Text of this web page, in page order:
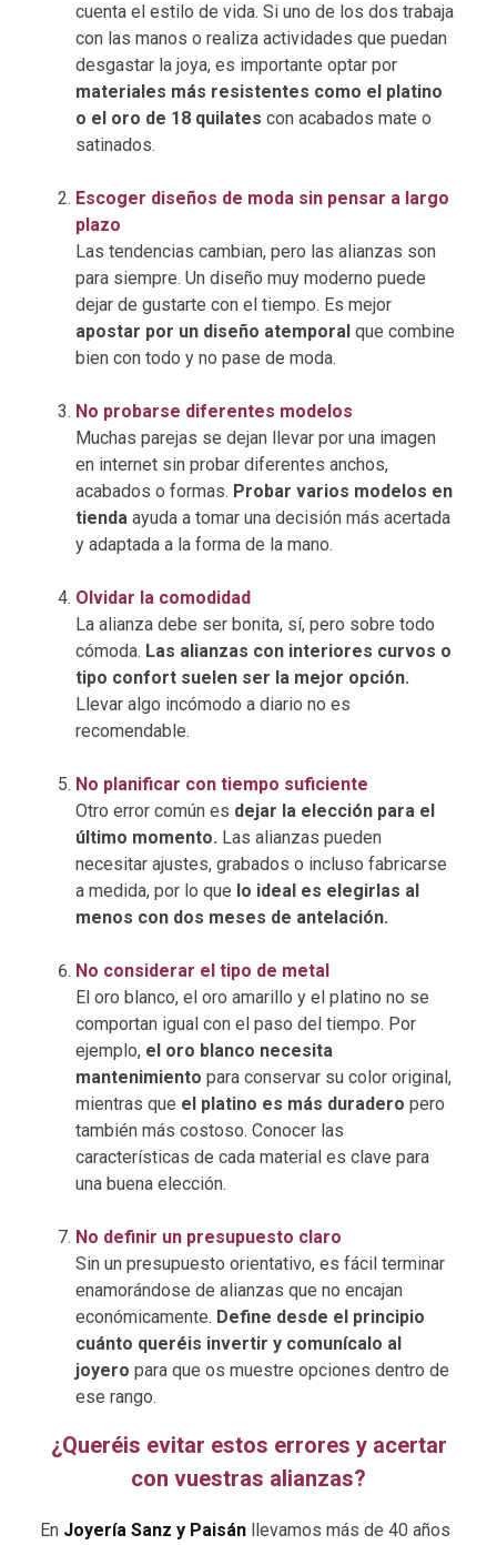
cuenta el estilo de vida. Si uno de los dos trabaja
con las manos o realiza actividades que puedan
desgastar la joya, es importante optar por
materiales más resistentes como el platino
o el oro de 18 quilates con acabados mate o
satinados.
Escoger diseños de moda sin pensar a largo
plazo
Las tendencias cambian, pero las alianzas son
para siempre. Un diseño muy moderno puede
dejar de gustarte con el tiempo. Es mejor
apostar por un diseño atemporal que combine
bien con todo y no pase de moda.
No probarse diferentes modelos
Muchas parejas se dejan llevar por una imagen
en internet sin probar diferentes anchos,
acabados o formas. Probar varios modelos en
tienda ayuda a tomar una decisión más acertada
y adaptada a la forma de la mano.
Olvidar la comodidad
La alianza debe ser bonita, sí, pero sobre todo
cómoda. Las alianzas con interiores curvos o
tipo confort suelen ser la mejor opción.
Llevar algo incómodo a diario no es
recomendable.
No planificar con tiempo suficiente
Otro error común es dejar la elección para el
último momento. Las alianzas pueden
necesitar ajustes, grabados o incluso fabricarse
a medida, por lo que lo ideal es elegirlas al
menos con dos meses de antelación.
No considerar el tipo de metal
El oro blanco, el oro amarillo y el platino no se
comportan igual con el paso del tiempo. Por
ejemplo, el oro blanco necesita
mantenimiento para conservar su color original,
mientras que el platino es más duradero pero
también más costoso. Conocer las
características de cada material es clave para
una buena elección.
No definir un presupuesto claro
Sin un presupuesto orientativo, es fácil terminar
enamorándose de alianzas que no encajan
económicamente. Define desde el principio
cuánto queréis invertir y comunícalo al
joyero para que os muestre opciones dentro de
ese rango.
¿Queréis evitar estos errores y acertar
con vuestras alianzas?
En Joyería Sanz y Paisán llevamos más de 40 años